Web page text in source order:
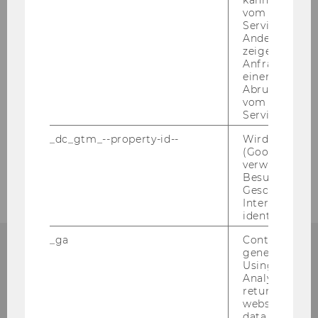
Arbitration und der Aktionsplan „Base
Erosion and Profit Shifting (BEPS)“ –
Fiscal State Aid and the Role of National
Judges within the EU Commission´s
vom AMP-
Service
Andere
zeigen Opt-
Anfrage im
einen Fehler
Abrufen
vom AMP
Service an.
_dc_gtm_--property-id--
Wird von
(Google Tag
verwendet,
Besucher
Geschlecht
Interessen zu
identifizieren.
_ga
Contains a
generated
Using this
Analytics can
returning
website and